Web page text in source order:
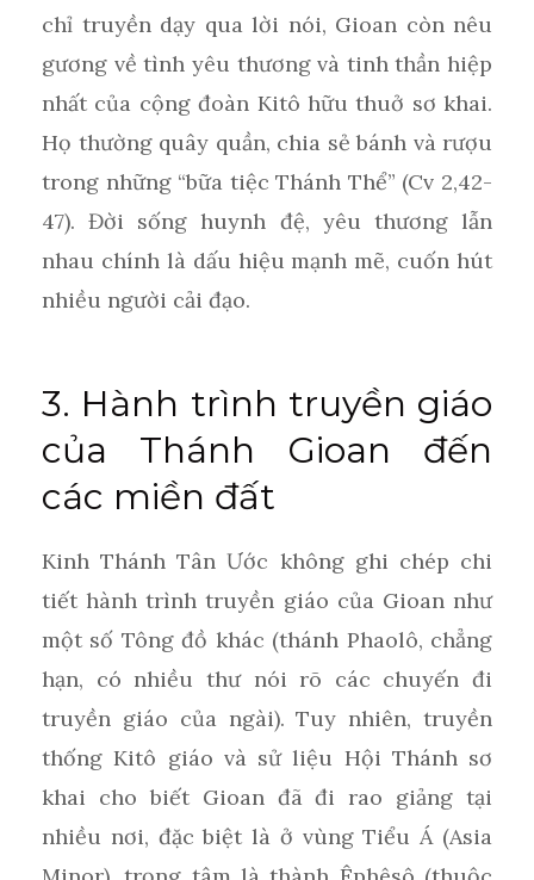
chỉ truyền dạy qua lời nói, Gioan còn nêu
gương về tình yêu thương và tinh thần hiệp
nhất của cộng đoàn Kitô hữu thuở sơ khai.
Họ thường quây quần, chia sẻ bánh và rượu
trong những “bữa tiệc Thánh Thể” (Cv 2,42-
47). Đời sống huynh đệ, yêu thương lẫn
nhau chính là dấu hiệu mạnh mẽ, cuốn hút
nhiều người cải đạo.
3. Hành trình truyền giáo
của Thánh Gioan đến
các miền đất
Kinh Thánh Tân Ước không ghi chép chi
tiết hành trình truyền giáo của Gioan như
một số Tông đồ khác (thánh Phaolô, chẳng
hạn, có nhiều thư nói rõ các chuyến đi
truyền giáo của ngài). Tuy nhiên, truyền
thống Kitô giáo và sử liệu Hội Thánh sơ
khai cho biết Gioan đã đi rao giảng tại
nhiều nơi, đặc biệt là ở vùng Tiểu Á (Asia